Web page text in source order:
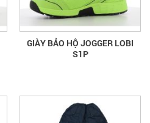
GIÀY BẢO HỘ JOGGER LOBI
S1P